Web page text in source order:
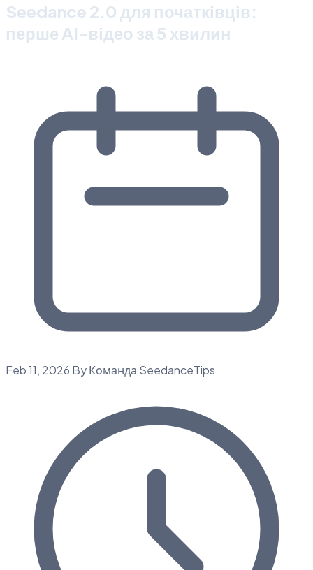
Seedance 2.0 для початківців:
перше AI-відео за 5 хвилин
Feb 11, 2026 By Команда SeedanceTips